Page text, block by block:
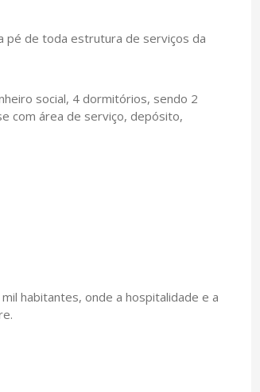
pé de toda estrutura de serviços da
social, 4 dormitórios, sendo 2
com área de serviço, depósito,
habitantes, onde a hospitalidade e a